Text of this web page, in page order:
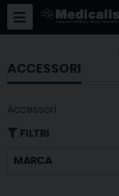
ACCESSORI
Accessori
FILTRI
MARCA